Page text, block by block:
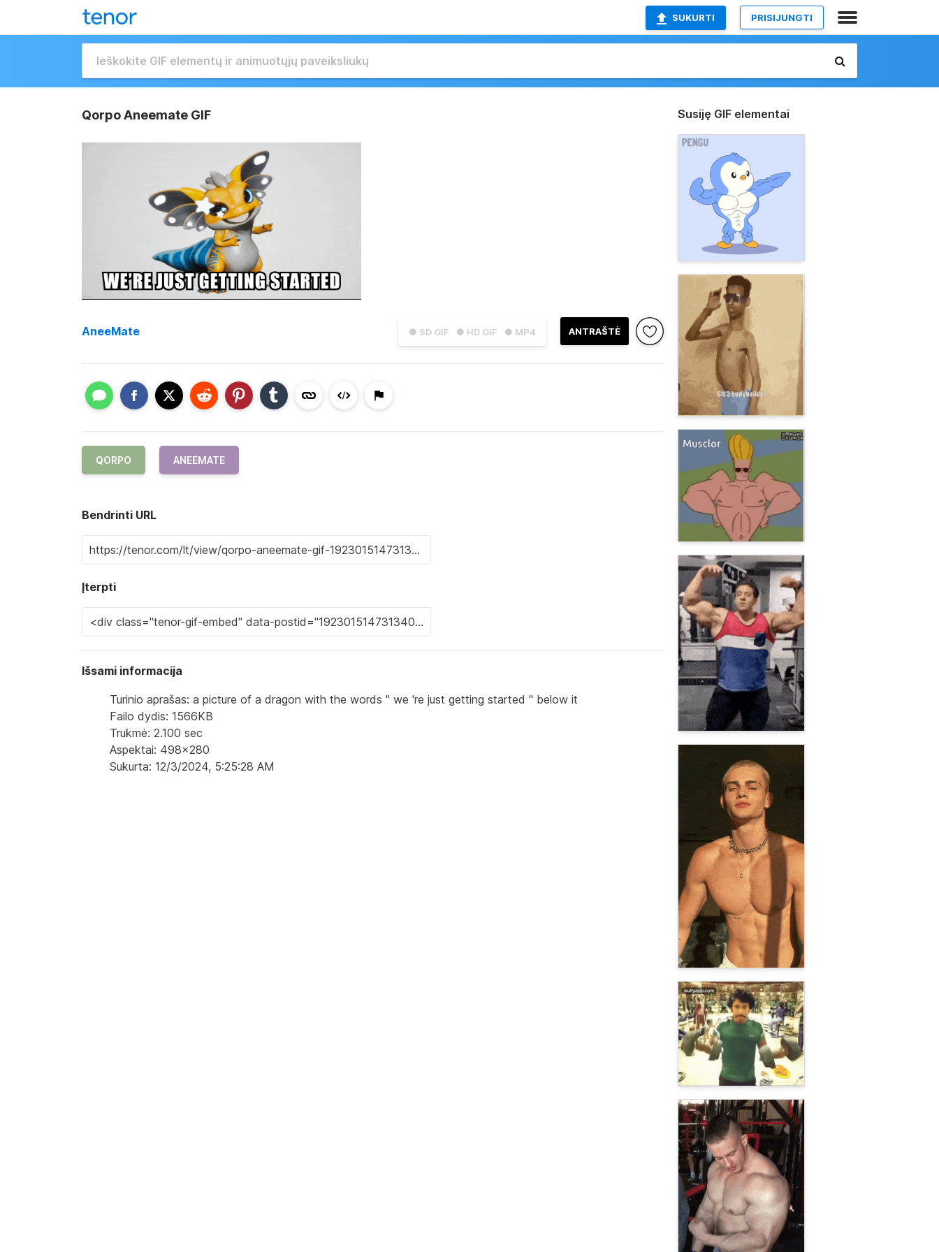
SUKURTI PRISIJUNGTI
Qorpo Aneemate GIF
● SD GIF ● HD GIF ● MP4 ANTRAŠTĖ
AneeMate
QORPO ANEEMATE
Bendrinti URL
Įterpti
Išsami informacija
Turinio aprašas: a picture of a dragon with the words " we 're just getting started " below it
Failo dydis: 1566KB
Trukmė: 2.100 sec
Aspektai: 498x280
Sukurta: 12/3/2024, 5:25:28 AM
Susiję GIF elementai